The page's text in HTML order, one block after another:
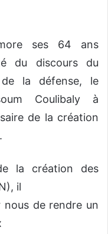
ses 64 ans
du discours du
la défense, le
Coulibaly à
de la création
la création des
il
de rendre un